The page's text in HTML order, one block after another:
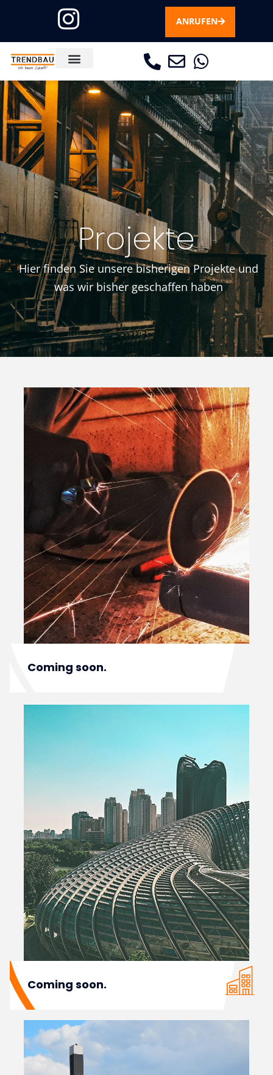
ANRUFEN
Projekte
Hier finden Sie unsere bisherigen Projekte und
was wir bisher geschaffen haben
Coming soon.
Coming soon.